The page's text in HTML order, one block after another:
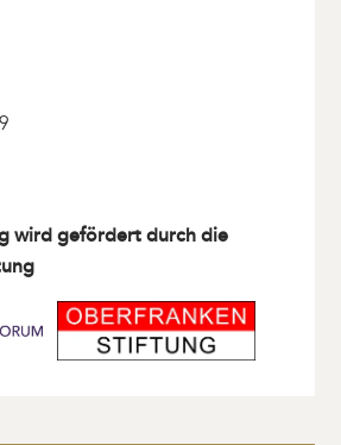
wird gefördert durch die